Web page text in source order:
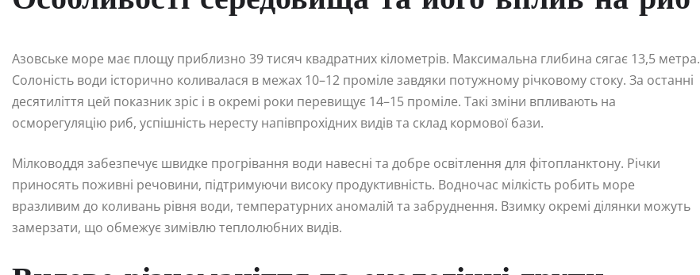
Азовське море має площу приблизно 39 тисяч квадратних кілометрів. Максимальна глибина сягає 13,5 метра.
Солоність води історично коливалася в межах 10–12 проміле завдяки потужному річковому стоку. За останні
десятиліття цей показник зріс і в окремі роки перевищує 14–15 проміле. Такі зміни впливають на
осморегуляцію риб, успішність нересту напівпрохідних видів та склад кормової бази.
Мілководдя забезпечує швидке прогрівання води навесні та добре освітлення для фітопланктону. Річки
приносять поживні речовини, підтримуючи високу продуктивність. Водночас мілкість робить море
вразливим до коливань рівня води, температурних аномалій та забруднення. Взимку окремі ділянки можуть
замерзати, що обмежує зимівлю теплолюбних видів.